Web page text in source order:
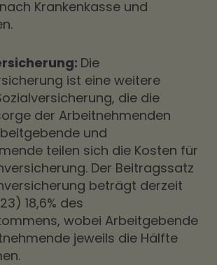
Krankenkasse und
Die
ist eine weitere
die die
der Arbeitnehmenden
und
teilen sich die Kosten für
Der Beitragssatz
beträgt derzeit
18,6% des
wobei Arbeitgebende
jeweils die Hälfte